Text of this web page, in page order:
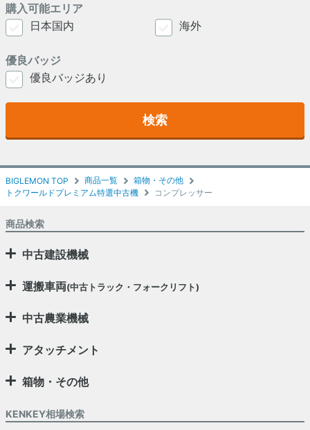
BIGLEMON TOP 商品一覧
箱物・その他
トクワールドプレミアム特選中古機
コンプレッサー
購入可能エリア
日本国内
海外
優良バッジ
優良バッジあり
検索
商品検索
中古建設機械
運搬車両(中古トラック・フォークリフト)
中古農業機械
アタッチメント
箱物・その他
KENKEY相場検索